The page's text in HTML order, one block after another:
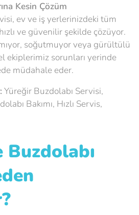
Kesin Çözüm
ev ve iş yerlerinizdeki tüm
ve güvenilir şekilde çözüyor.
soğutmuyor veya gürültülü
ekiplerimiz sorunları yerinde
müdahale eder. ✅
Yüreğir Buzdolabı Servisi,
Bakımı, Hızlı Servis,